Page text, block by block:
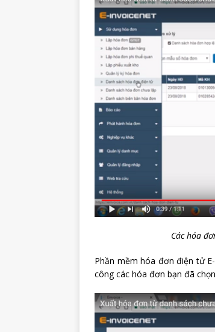
Các hóa
Phần mềm hóa đơn điện tử
công các hóa đơn bạn đã